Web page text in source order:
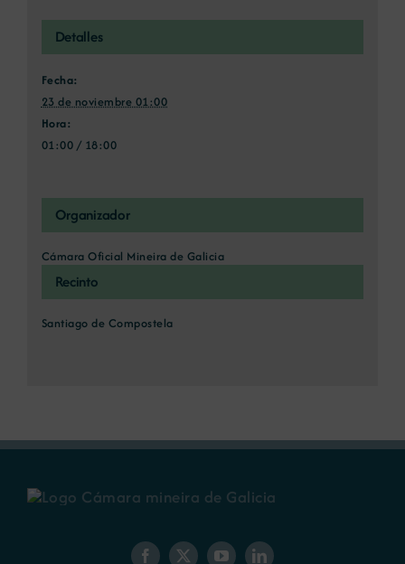
Detalles
Fecha:
23 de noviembre 01:00
Hora:
01:00 / 18:00
Recinto
Santiago de Compostela
Organizador
Cámara Oficial Mineira de Galicia